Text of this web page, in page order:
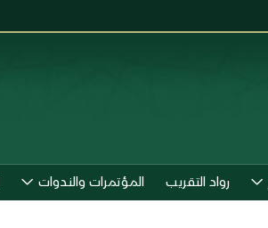
رواد التقريب المؤتمرات والندوات